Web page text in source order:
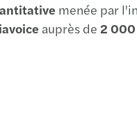
menée par
auprès de 2 000